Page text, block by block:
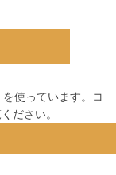
使っています。
コ
ださい。